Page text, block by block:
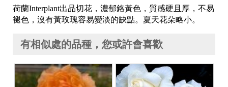
荷蘭Interplant出品切花，濃郁鉻黃色，質感硬且厚，不易
褪色，沒有黃玫瑰容易變淡的缺點。夏天花朵略小。
有相似處的品種，您或許會喜歡